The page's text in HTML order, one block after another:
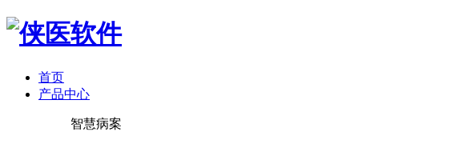
首页
产品中心
智慧病案